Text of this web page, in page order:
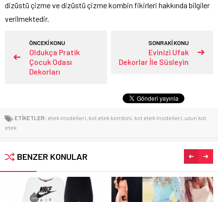
dizüstü çizme ve dizüstü çizme kombin fikirleri hakkında bilgiler
verilmektedir.
ÖNCEKİ KONU
Oldukça Pratik
Çocuk Odası
Dekorları
SONRAKİ KONU
Evinizi Ufak
Dekorlar İle Süsleyin
ETİKETLER: etek modelleri, kot etek kombini, kot etek modelleri, uzun kot
etek
BENZER KONULAR